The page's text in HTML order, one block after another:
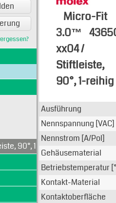
90°, 1-reihig
Micro-Fit
3.0™
xx04 /
Stiftleiste,
90°, 1-reihig
Typen-
Ausführung
Nennspannung [VAC]
Nennstrom [A/Pol]
Gehäusematerial
Betriebstemperatur
Kontakt-Material
Kontaktoberfläche